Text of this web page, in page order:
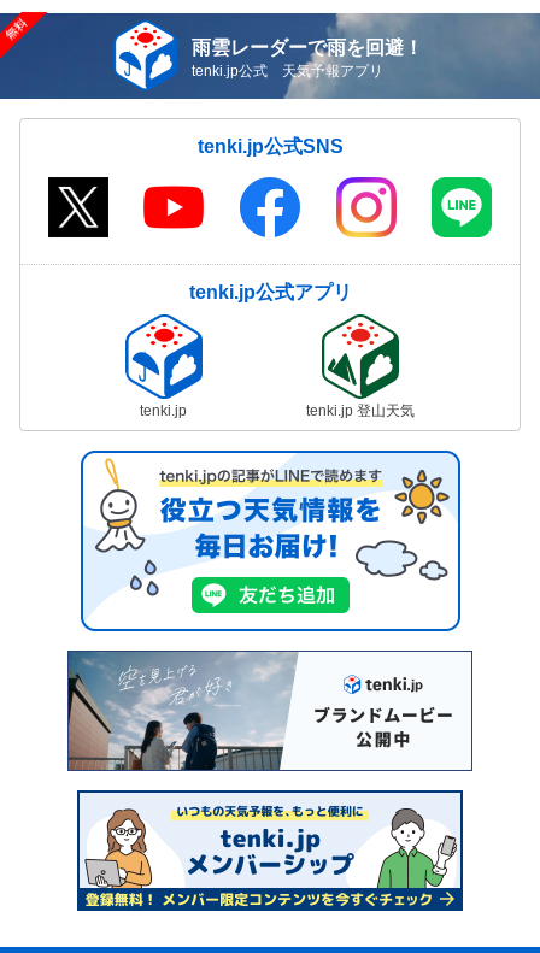
雨雲レーダーで雨を回避！
tenki.jp公式 天気予報アプリ
tenki.jp公式SNS
tenki.jp公式アプリ
tenki.jp tenki.jp 登山天気